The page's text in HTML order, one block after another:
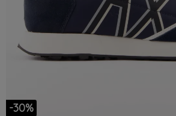
-30%